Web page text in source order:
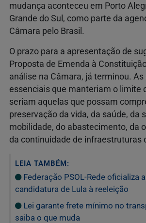
mudança aconteceu em Porto
Grande do Sul, como parte da
Câmara pelo Brasil.
O prazo para a apresentação de
Proposta de Emenda à
análise na Câmara, já terminou.
essenciais que manteriam o limite
seriam aquelas que possam
preservação da vida, da saúde, da
mobilidade, do abastecimento, da
da continuidade de infraestruturas
LEIA TAMBÉM:
Federação PSOL-Rede oficializa
candidatura de Lula à reeleição
Lei garante frete mínimo no
saiba o que muda